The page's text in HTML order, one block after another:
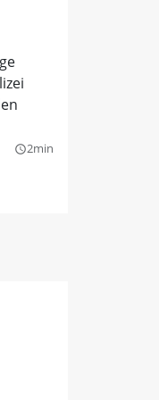
query_builder2min